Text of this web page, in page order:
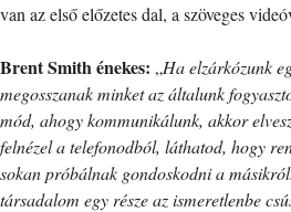
van az első előzetes dal, a szöveges
Brent Smith énekes: „Ha elzárkózunk
megosszanak minket az általunk
mód, ahogy kommunikálunk, akkor
felnézel a telefonodból, láthatod, hogy
sokan próbálnak gondoskodni a
társadalom egy része az ismeretlenbe